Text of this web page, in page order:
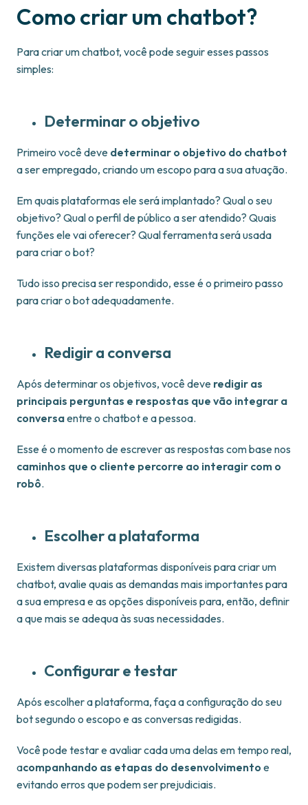
Como criar um chatbot?
Para criar um chatbot, você pode seguir esses passos
simples:
Determinar o objetivo
Primeiro você deve determinar o objetivo do chatbot
a ser empregado, criando um escopo para a sua atuação.
Em quais plataformas ele será implantado? Qual o seu
objetivo? Qual o perfil de público a ser atendido? Quais
funções ele vai oferecer? Qual ferramenta será usada
para criar o bot?
Tudo isso precisa ser respondido, esse é o primeiro passo
para criar o bot adequadamente.
Redigir a conversa
Após determinar os objetivos, você deve redigir as
principais perguntas e respostas que vão integrar a
conversaentre o chatbot e a pessoa.
Esse é o momento de escrever as respostas com base nos
caminhos que o cliente percorre ao interagir com o
robô.
Escolher a plataforma
Existem diversas plataformas disponíveis para criar um
chatbot, avalie quais as demandas mais importantes para
a sua empresa e as opções disponíveis para, então, definir
a que mais se adequa às suas necessidades.
Configurar e testar
Após escolher a plataforma, faça a configuração do seu
bot segundo o escopo e as conversas redigidas.
Você pode testar e avaliar cada uma delas em tempo real,
acompanhando as etapas do desenvolvimento e
evitando erros que podem ser prejudiciais.